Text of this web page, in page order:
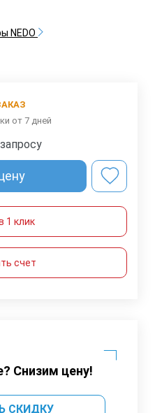
NEDO
от 7 дней
1 клик
счет
Снизим цену!
СКИДКУ